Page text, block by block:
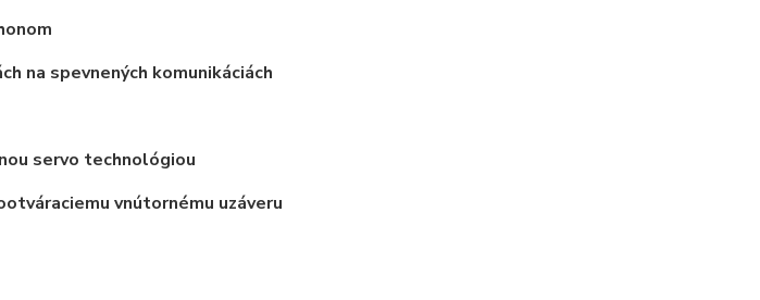
na spevnených komunikáciách
servo technológiou
vnútornému uzáveru